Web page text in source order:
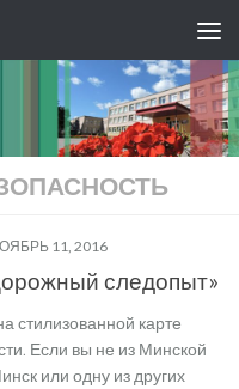
11, 2016
следопыт»
стилизованной карте
Если вы не из Минской
или одну из других